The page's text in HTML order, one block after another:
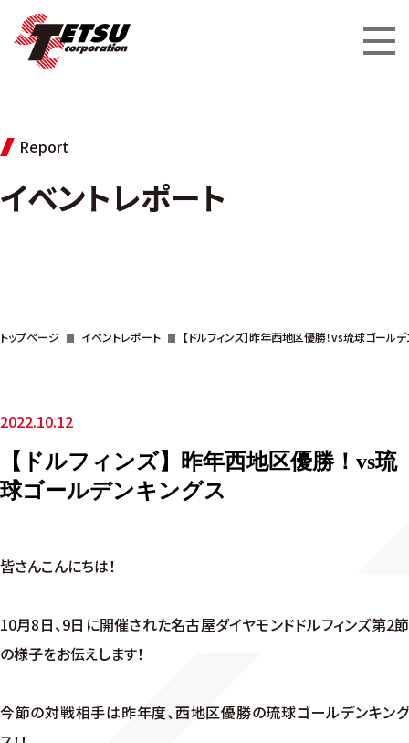
Report
イベントレポート
トップページ イベントレポート 【ドルフィンズ】昨年西地区優勝！vs琉球ゴール
2022.10.12
【ドルフィンズ】昨年西地区優勝！vs琉
球ゴールデンキングス
皆さんこんにちは！
10月8日、9日に開催された名古屋ダイヤモンドドルフィンズ第2節
の様子をお伝えします！
今節の対戦相手は昨年度、西地区優勝の琉球ゴールデンキング